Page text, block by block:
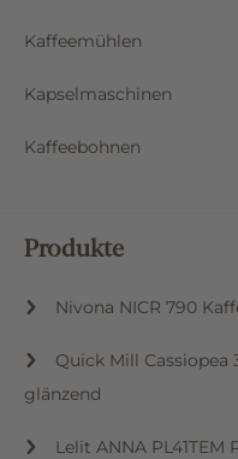
Kaffeemühlen
Kapselmaschinen
Kaffeebohnen
Produkte
Nivona NICR 790
Quick Mill Cassiopea
glänzend
Lelit ANNA PL41TEM